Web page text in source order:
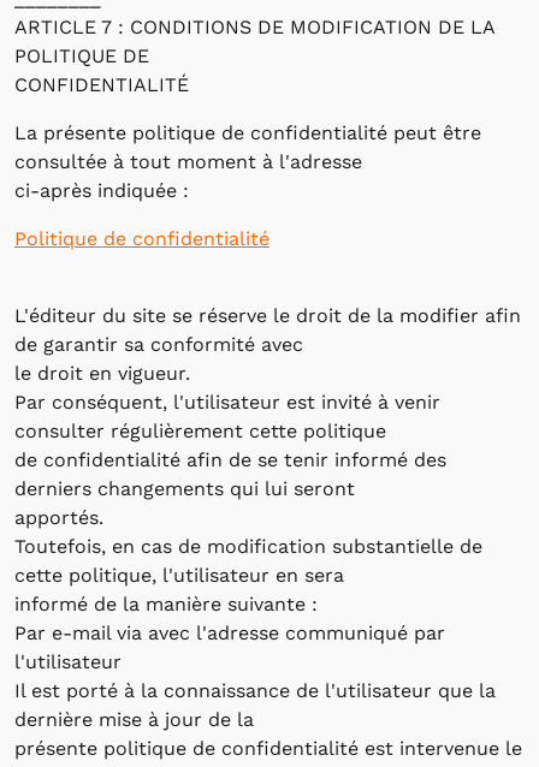
ARTICLE 7 : CONDITIONS DE MODIFICATION DE LA
POLITIQUE DE
CONFIDENTIALITÉ
La présente politique de confidentialité peut être
consultée à tout moment à l'adresse
ci-après indiquée :
Politique de confidentialité
L'éditeur du site se réserve le droit de la modifier afin
de garantir sa conformité avec
le droit en vigueur.
Par conséquent, l'utilisateur est invité à venir
consulter régulièrement cette politique
de confidentialité afin de se tenir informé des
derniers changements qui lui seront
apportés.
Toutefois, en cas de modification substantielle de
cette politique, l'utilisateur en sera
informé de la manière suivante :
Par e-mail via avec l'adresse communiqué par
l'utilisateur
Il est porté à la connaissance de l'utilisateur que la
dernière mise à jour de la
présente politique de confidentialité est intervenue le